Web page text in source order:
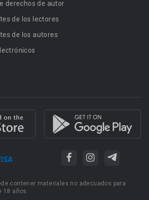
derechos de autor
de los lectores
de los autores
contener materiales no adecuados para
18 años.